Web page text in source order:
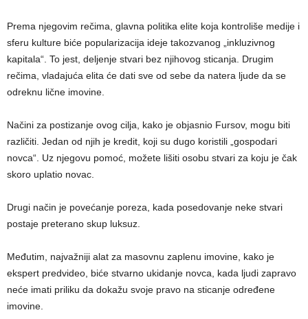
Prema njegovim rečima, glavna politika elite koja kontroliše medije i
sferu kulture biće popularizacija ideje takozvanog „inkluzivnog
kapitala“. To jest, deljenje stvari bez njihovog sticanja. Drugim
rečima, vladajuća elita će dati sve od sebe da natera ljude da se
odreknu lične imovine.
Načini za postizanje ovog cilja, kako je objasnio Fursov, mogu biti
različiti. Jedan od njih je kredit, koji su dugo koristili „gospodari
novca“. Uz njegovu pomoć, možete lišiti osobu stvari za koju je čak
skoro uplatio novac.
Drugi način je povećanje poreza, kada posedovanje neke stvari
postaje preterano skup luksuz.
Međutim, najvažniji alat za masovnu zaplenu imovine, kako je
ekspert predvideo, biće stvarno ukidanje novca, kada ljudi zapravo
neće imati priliku da dokažu svoje pravo na sticanje određene
imovine.